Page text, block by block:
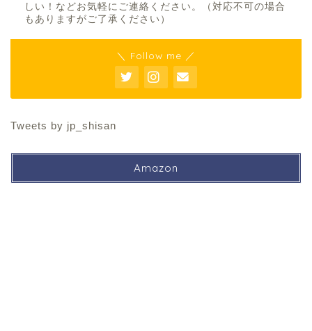
しい！などお気軽にご連絡ください。（対応不可の場合
もありますがご了承ください）
＼ Follow me ／
Tweets by jp_shisan
Amazon